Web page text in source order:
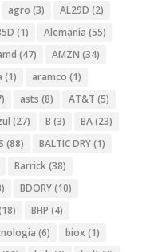
agro (3) AL29D (2)
(1) Alemania (55)
(47) AMZN (34)
(1) aramco (1)
asts (8) AT&T (5)
(27) B (3) BA(23)
(88) BALTIC DRY(1)
Barrick(38)
BDORY(10)
BHP (4)
(6) biox (1)